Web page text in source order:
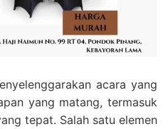
acara yang
yang matang, termasuk
tepat. Salah satu elemen